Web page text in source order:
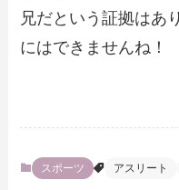
兄だという証拠はあ
にはできませんね！
スポーツ アスリート